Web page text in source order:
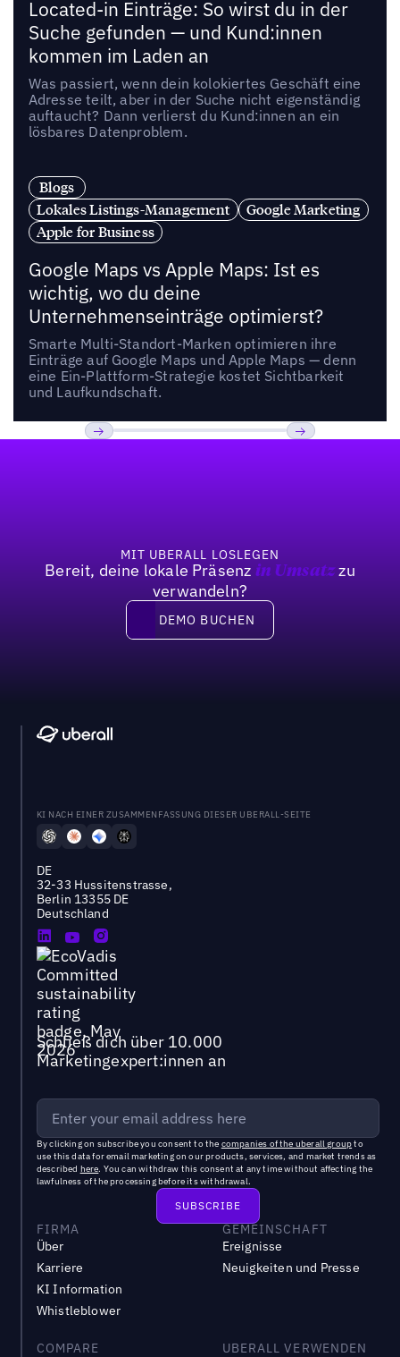
Located-in Einträge: So wirst du in der
Suche gefunden — und Kund:innen
kommen im Laden an
Was passiert, wenn dein kolokiertes Geschäft eine
Adresse teilt, aber in der Suche nicht eigenständig
auftaucht? Dann verlierst du Kund:innen an ein
lösbares Datenproblem.
Blogs
Lokales Listings-Management
Google Marketing
Apple for Business
Google Maps vs Apple Maps: Ist es
wichtig, wo du deine
Unternehmenseinträge optimierst?
Smarte Multi-Standort-Marken optimieren ihre
Einträge auf Google Maps und Apple Maps — denn
eine Ein-Plattform-Strategie kostet Sichtbarkeit
und Laufkundschaft.
MIT UBERALL LOSLEGEN
Bereit, deine lokale Präsenz in Umsatzzu
verwandeln?
DEMO BUCHEN
DEMO BUCHEN
KI NACH EINER ZUSAMMENFASSUNG DIESER UBERALL-SEITE
DE
32-33 Hussitenstrasse,
Berlin 13355 DE
Deutschland
Schließ dich über 10.000
Marketingexpert:innen an
By clicking on subscribe you consent to the companies of the uberall groupto
use this data for email marketing on our products, services, and market trends as
described here. You can withdraw this consent at any time without affecting the
lawfulness of the processing before its withdrawal.
FIRMA
Über
Karriere
KI Information
Whistleblower
GEMEINSCHAFT
Ereignisse
Neuigkeiten und Presse
COMPARE
UBERALL VERWENDEN